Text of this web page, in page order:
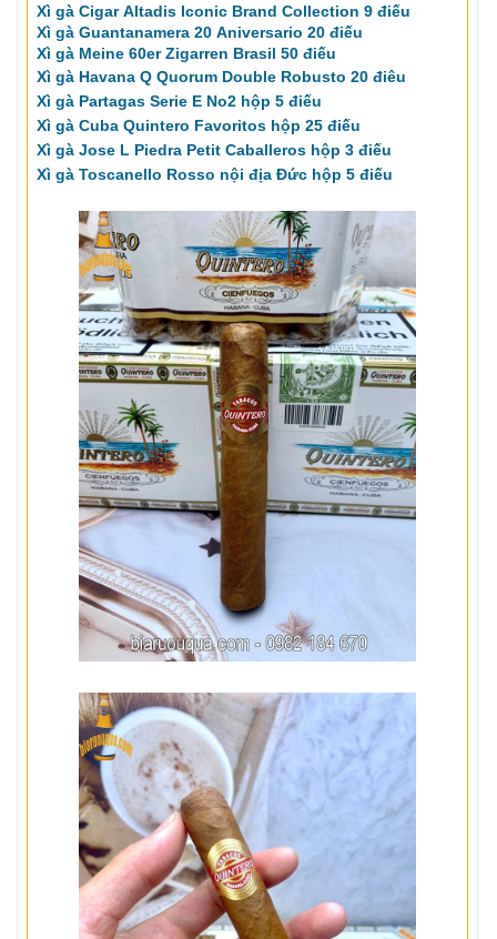
Xì gà Cigar Altadis Iconic Brand Collection 9 điếu
Xì gà Guantanamera 20 Aniversario 20 điếu
Xì gà Meine 60er Zigarren Brasil 50 điếu
Xì gà Havana Q Quorum Double Robusto 20 điêu
Xì gà Partagas Serie E No2 hộp 5 điếu
Xì gà Cuba Quintero Favoritos hộp 25 điếu
Xì gà Jose L Piedra Petit Caballeros hộp 3 điếu
Xì gà Toscanello Rosso nội địa Đức hộp 5 điếu